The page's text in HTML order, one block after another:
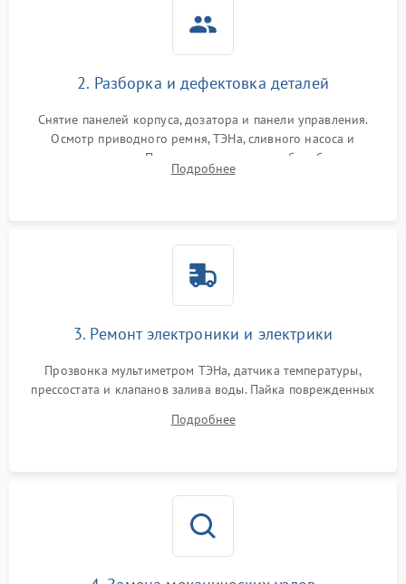
2. Разборка и дефектовка деталей
Снятие панелей корпуса, дозатора и панели управления.
Осмотр приводного ремня, ТЭНа, сливного насоса и
амортизаторов. Проверка подшипников барабана и
крестовины на износ, а манжеты люка на разрывы.
Подробнее
3. Ремонт электроники и электрики
Прозвонка мультиметром ТЭНа, датчика температуры,
прессостата и клапанов залива воды. Пайка поврежденных
Восстановление целостности проводки и контактов.
Подробнее